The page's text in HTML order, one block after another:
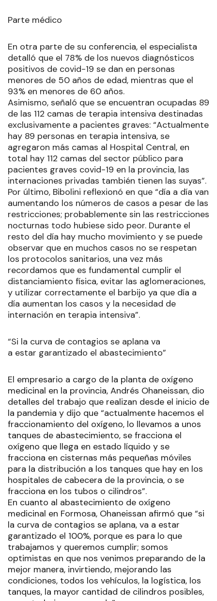
Parte médico
En otra parte de su conferencia, el especialista
detalló que el 78% de los nuevos diagnósticos
positivos de covid-19 se dan en personas
menores de 50 años de edad, mientras que el
93% en menores de 60 años.
Asimismo, señaló que se encuentran ocupadas 89
de las 112 camas de terapia intensiva destinadas
exclusivamente a pacientes graves: “Actualmente
hay 89 personas en terapia intensiva, se
agregaron más camas al Hospital Central, en
total hay 112 camas del sector público para
pacientes graves covid-19 en la provincia, las
internaciones privadas también tienen las suyas”.
Por último, Bibolini reflexionó en que “día a día van
aumentando los números de casos a pesar de las
restricciones; probablemente sin las restricciones
nocturnas todo hubiese sido peor. Durante el
resto del día hay mucho movimiento y se puede
observar que en muchos casos no se respetan
los protocolos sanitarios, una vez más
recordamos que es fundamental cumplir el
distanciamiento física, evitar las aglomeraciones,
y utilizar correctamente el barbijo ya que día a
día aumentan los casos y la necesidad de
internación en terapia intensiva”.
“Si la curva de contagios se aplana va
a estar garantizado el abastecimiento”
El empresario a cargo de la planta de oxígeno
medicinal en la provincia, Andrés Ohaneissan, dio
detalles del trabajo que realizan desde el inicio de
la pandemia y dijo que “actualmente hacemos el
fraccionamiento del oxígeno, lo llevamos a unos
tanques de abastecimiento, se fracciona el
oxígeno que llega en estado líquido y se
fracciona en cisternas más pequeñas móviles
para la distribución a los tanques que hay en los
hospitales de cabecera de la provincia, o se
fracciona en los tubos o cilindros”.
En cuanto al abastecimiento de oxígeno
medicinal en Formosa, Ohaneissan afirmó que “si
la curva de contagios se aplana, va a estar
garantizado el 100%, porque es para lo que
trabajamos y queremos cumplir; somos
optimistas en que nos venimos preparando de la
mejor manera, invirtiendo, mejorando las
condiciones, todos los vehículos, la logística, los
tanques, la mayor cantidad de cilindros posibles,